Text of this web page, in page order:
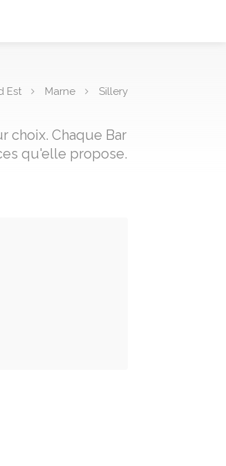
Est Marne Sillery
choix. Chaque Bar
qu'elle propose.